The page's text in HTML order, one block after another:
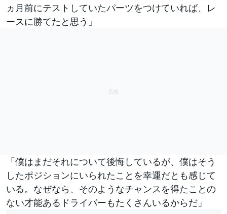
ヵ月前にテストしていたパーツをつけていれば、レ
ースに勝てたと思う」
「僕はまだそれについて後悔しているが、僕はそう
したポジションにいられたことを幸運だとも感じて
いる。なぜなら、そのようなチャンスを得たことの
ない才能あるドライバーもたくさんいるからだ」